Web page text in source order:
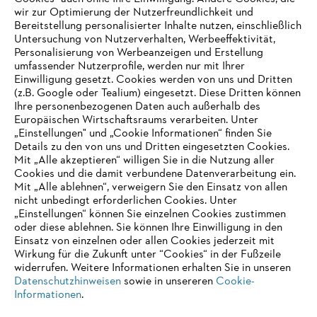
AUSZEICHNUNGEN
wir zur Optimierung der Nutzerfreundlichkeit und
Bereitstellung personalisierter Inhalte nutzen, einschließlich
Untersuchung von Nutzerverhalten, Werbeeffektivität,
Personalisierung von Werbeanzeigen und Erstellung
umfassender Nutzerprofile, werden nur mit Ihrer
Einwilligung gesetzt. Cookies werden von uns und Dritten
(z.B. Google oder Tealium) eingesetzt. Diese Dritten können
Ihre personenbezogenen Daten auch außerhalb des
Europäischen Wirtschaftsraums verarbeiten. Unter
„Einstellungen" und „Cookie Informationen“ finden Sie
Details zu den von uns und Dritten eingesetzten Cookies.
Mit „Alle akzeptieren“ willigen Sie in die Nutzung aller
Cookies und die damit verbundene Datenverarbeitung ein.
Mit „Alle ablehnen“, verweigern Sie den Einsatz von allen
nicht unbedingt erforderlichen Cookies. Unter
„Einstellungen“ können Sie einzelnen Cookies zustimmen
oder diese ablehnen. Sie können Ihre Einwilligung in den
Einsatz von einzelnen oder allen Cookies jederzeit mit
Wirkung für die Zukunft unter “Cookies“ in der Fußzeile
widerrufen. Weitere Informationen erhalten Sie in unseren
Datenschutzhinweisensowie in unsereren Cookie-
Informationen.